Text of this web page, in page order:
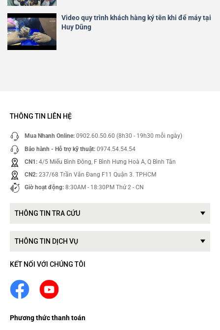
Video quy trình khách hàng ký tên khi để máy tại
Huy Dũng
THÔNG TIN LIÊN HỆ
Mua Nhanh Online: 0902.60.50.60 (8h30 - 19h30 mỗi ngày)
Bảo hành - Hỗ trợ kỹ thuật: 0974.54.54.54
CN1: 4/5 Miếu Bình Đông, F Bình Hưng Hoà A, Q Bình Tân
CN2: 237/68 Trần Văn Đang F11 Quận 3. TPHCM
Giờ hoạt động: 8:30AM - 18:30PM Thứ 2 - CN
THÔNG TIN TRA CỨU
THÔNG TIN DỊCH VỤ
KẾT NỐI VỚI CHÚNG TÔI
Phương thức thanh toán